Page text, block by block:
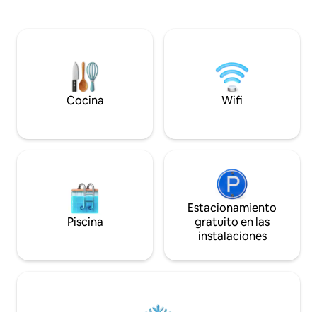
una estancia confortable, tanto para
relajarte como para explorar los
senderos cercanos.
Cocina Wifi
Piscina
Estacionamiento
gratuito en las
instalaciones